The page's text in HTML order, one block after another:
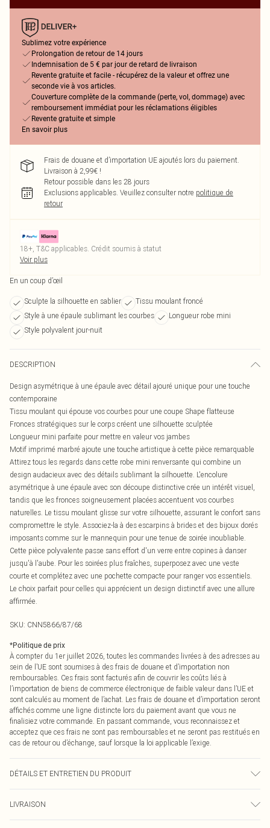
Sublimez votre expérience
Prolongation de retour de 14 jours
Indemnisation de 5 € par jour de retard de livraison
Revente gratuite et facile - récupérez de la valeur et offrez une
seconde vie à vos articles.
Couverture complète de la commande (perte, vol, dommage) avec
remboursement immédiat pour les réclamations éligibles
Revente gratuite et simple
En savoir plus
Frais de douane et d’importation UE ajoutés lors du paiement.
Livraison à 2,99€ !
Retour possible dans les 28 jours
Exclusions applicables. Veuillez consulter notre politique de
retour
18+, T&C applicables. Crédit soumis à statut
Voir plus
En un coup d’œil
Sculpte la silhouette en sablier
Tissu moulant froncé
Style à une épaule sublimant les courbes
Longueur robe mini
Style polyvalent jour-nuit
DESCRIPTION
Design asymétrique à une épaule avec détail ajouré unique pour une touche
contemporaine
Tissu moulant qui épouse vos courbes pour une coupe Shape flatteuse
Fronces stratégiques sur le corps créent une silhouette sculptée
Longueur mini parfaite pour mettre en valeur vos jambes
Motif imprimé marbré ajoute une touche artistique à cette pièce remarquable
Attirez tous les regards dans cette robe mini renversante qui combine un
design audacieux avec des détails sublimant la silhouette. L'encolure
asymétrique à une épaule avec son découpe distinctive crée un intérêt visuel,
tandis que les fronces soigneusement placées accentuent vos courbes
naturelles. Le tissu moulant glisse sur votre silhouette, assurant le confort sans
compromettre le style. Associez-la à des escarpins à brides et des bijoux dorés
imposants comme sur le mannequin pour une tenue de soirée inoubliable.
Cette pièce polyvalente passe sans effort d'un verre entre copines à danser
jusqu'à l'aube. Pour les soirées plus fraîches, superposez avec une veste
courte et complétez avec une pochette compacte pour ranger vos essentiels.
Le choix parfait pour celles qui apprécient un design distinctif avec une allure
affirmée.
SKU: CNN5866/87/68
*Politique de prix
À compter du 1er juillet 2026, toutes les commandes livrées à des adresses au
sein de l’UE sont soumises à des frais de douane et d’importation non
remboursables. Ces frais sont facturés afin de couvrir les coûts liés à
l’importation de biens de commerce électronique de faible valeur dans l’UE et
sont calculés au moment de l’achat. Les frais de douane et d’importation seront
affichés comme une ligne distincte lors du paiement avant que vous ne
finalisiez votre commande. En passant commande, vous reconnaissez et
acceptez que ces frais ne sont pas remboursables et ne seront pas restitués en
cas de retour ou d’échange, sauf lorsque la loi applicable l’exige.
DÉTAILS ET ENTRETIEN DU PRODUIT
couleur peut déteindre.
LIVRAISON